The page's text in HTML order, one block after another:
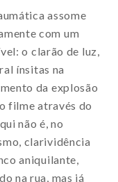
assome
com um
o clarão de luz,
ínsitas na
da explosão
filme através do
não é, no
clarividência
aniquilante,
na rua, mas já